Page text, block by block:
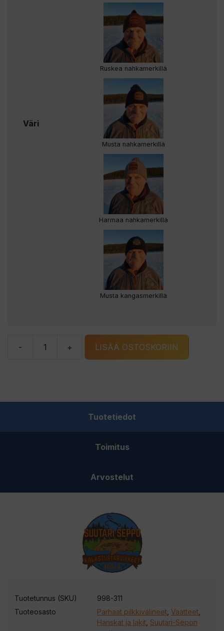
Väri
Ruskea nahkamerkillä
Musta nahkamerkillä
Harmaa nahkamerkillä
Musta kangasmerkillä
-
Suutari-
+ LISÄÄ OSTOSKORIIN
Tuotetiedot
Toimitus
Arvostelut
Tuotetunnus (SKU)
998-311
Tuoteosasto
Parhaat pilkkivälineet, Vaatteet,
Hanskat ja lakit, Suutari-Sepon